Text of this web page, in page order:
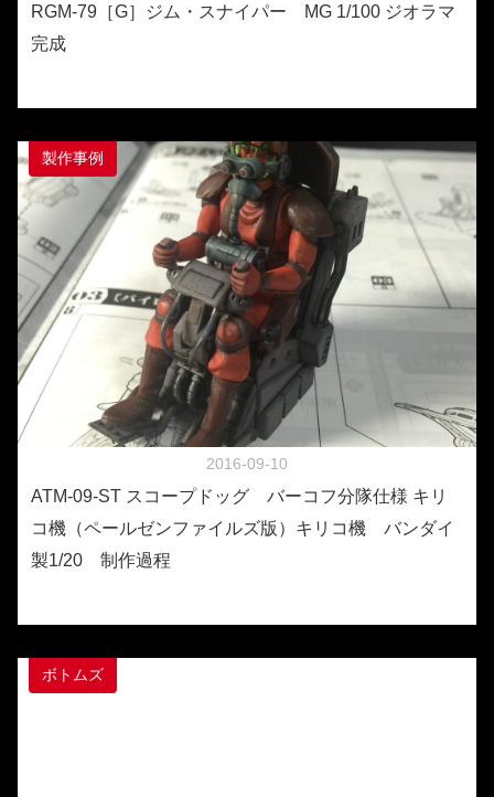
RGM-79［G］ジム・スナイパー MG 1/100 ジオラマ
完成
製作事例
2016-09-10
ATM-09-ST スコープドッグ バーコフ分隊仕様 キリ
コ機（ペールゼンファイルズ版）キリコ機 バンダイ
製1/20 制作過程
ボトムズ